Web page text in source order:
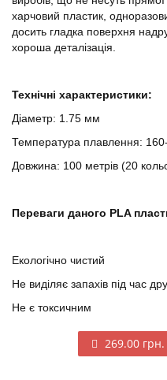
харчовий пластик,
досить гладка поверхня
хороша деталізація.
Технічні характеристики:
Діаметр: 1.75 мм
Температура плавлення: 160-
Довжина: 100 метрів (20
Переваги даного PLA
Екологічно чистий
Не виділяє запахів під час
Не є токсичним
269.00 грн.